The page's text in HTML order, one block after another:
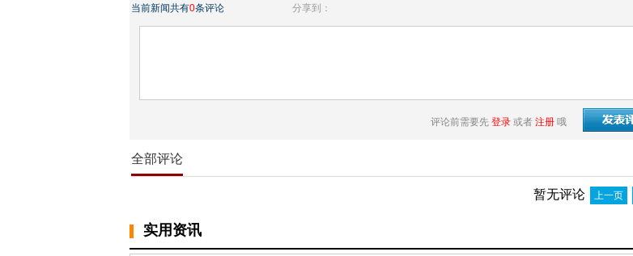
当前新闻共有0条评论 分享到：
评论前需要先 登录 或者 注册 哦
全部评论
暂无评论 上一页
实用资讯